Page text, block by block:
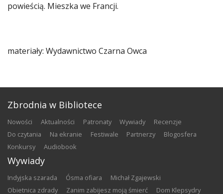
powieścią. Mieszka we Francji.
materiały: Wydawnictwo Czarna Owca
Zbrodnia w Bibliotece
nowości aktualności patronaty wywiady
recenzje
do czytania
na ekranie festiwale partnerzy
blogosfera
konkursy
audiobook
Wywiady
Indyjska szarada Ósma ofiara
Michał Zgajewski
Obietnica zdrady
Zanim zabijesz moją śmierć Dom Klepsydry